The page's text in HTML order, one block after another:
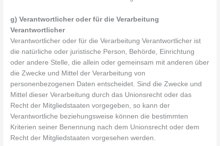
g) Verantwortlicher oder für die Verarbeitung
Verantwortlicher
Verantwortlicher oder für die Verarbeitung Verantwortlicher ist
die natürliche oder juristische Person, Behörde, Einrichtung
oder andere Stelle, die allein oder gemeinsam mit anderen über
die Zwecke und Mittel der Verarbeitung von
personenbezogenen Daten entscheidet. Sind die Zwecke und
Mittel dieser Verarbeitung durch das Unionsrecht oder das
Recht der Mitgliedstaaten vorgegeben, so kann der
Verantwortliche beziehungsweise können die bestimmten
Kriterien seiner Benennung nach dem Unionsrecht oder dem
Recht der Mitgliedstaaten vorgesehen werden.